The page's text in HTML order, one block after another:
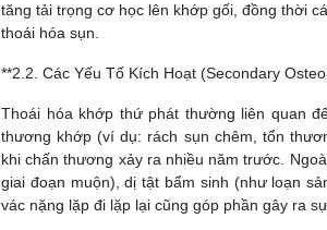
tăng tải trọng cơ học lên khớp gối, đồng thời
thoái hóa sụn.
**2.2. Các Yếu Tố Kích Hoạt (Secondary
Thoái hóa khớp thứ phát thường liên quan
thương khớp (ví dụ: rách sụn chêm, tổn
khi chấn thương xảy ra nhiều năm trước.
giai đoạn muộn), dị tật bẩm sinh (như loạn
vác nặng lặp đi lặp lại cũng góp phần gây ra